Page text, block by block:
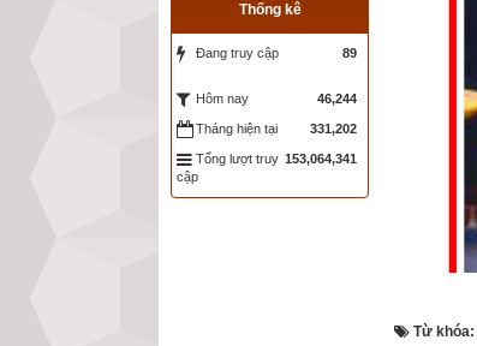
Từ khóa:
Thống kê
Đang truy cập 89
Hôm nay 46,244
Tháng hiện tại 331,202
Tổng lượt truy
cập
153,064,341